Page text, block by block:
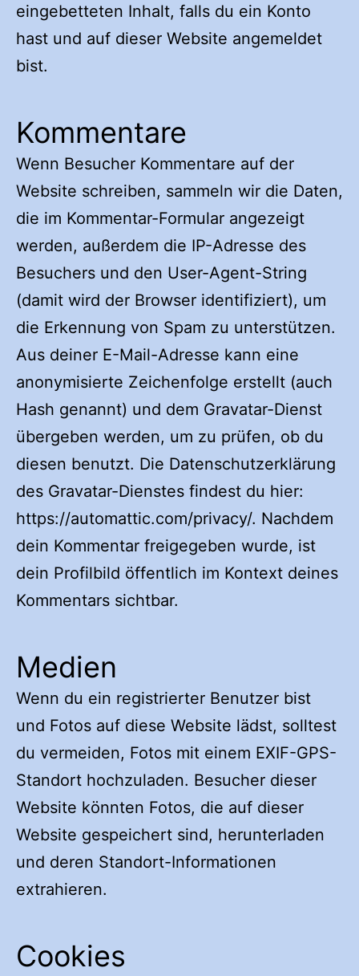
eingebetteten Inhalt, falls du ein Konto
hast und auf dieser Website angemeldet
bist.
Kommentare
Wenn Besucher Kommentare auf der
Website schreiben, sammeln wir die Daten,
die im Kommentar-Formular angezeigt
werden, außerdem die IP-Adresse des
Besuchers und den User-Agent-String
(damit wird der Browser identifiziert), um
die Erkennung von Spam zu unterstützen.
Aus deiner E-Mail-Adresse kann eine
anonymisierte Zeichenfolge erstellt (auch
Hash genannt) und dem Gravatar-Dienst
übergeben werden, um zu prüfen, ob du
diesen benutzt. Die Datenschutzerklärung
des Gravatar-Dienstes findest du hier:
https://automattic.com/privacy/. Nachdem
dein Kommentar freigegeben wurde, ist
dein Profilbild öffentlich im Kontext deines
Kommentars sichtbar.
Medien
Wenn du ein registrierter Benutzer bist
und Fotos auf diese Website lädst, solltest
du vermeiden, Fotos mit einem EXIF-GPS-
Standort hochzuladen. Besucher dieser
Website könnten Fotos, die auf dieser
Website gespeichert sind, herunterladen
und deren Standort-Informationen
extrahieren.
Cookies